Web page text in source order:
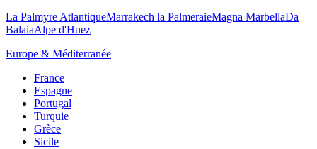
La Palmyre AtlantiqueMarrakech la PalmeraieMagna MarbellaDa
BalaiaAlpe d'Huez
Europe & Méditerranée
France
Espagne
Portugal
Turquie
Grèce
Sicile